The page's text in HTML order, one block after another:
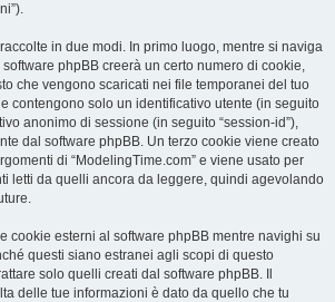
in due modi. In primo luogo, mentre si naviga
software phpBB creerà un certo numero di cookie,
che vengono scaricati nei file temporanei del tuo
contengono solo un identificativo utente (in seguito
anonimo di sessione (in seguito “session-id”),
dal software phpBB. Un terzo cookie viene creato
di “ModelingTime.com” e viene usato per
letti da quelli ancora da leggere, quindi agevolando
cookie esterni al software phpBB mentre navighi su
questi siano estranei agli scopi di questo
solo quelli creati dal software phpBB. Il
delle tue informazioni è dato da quello che tu